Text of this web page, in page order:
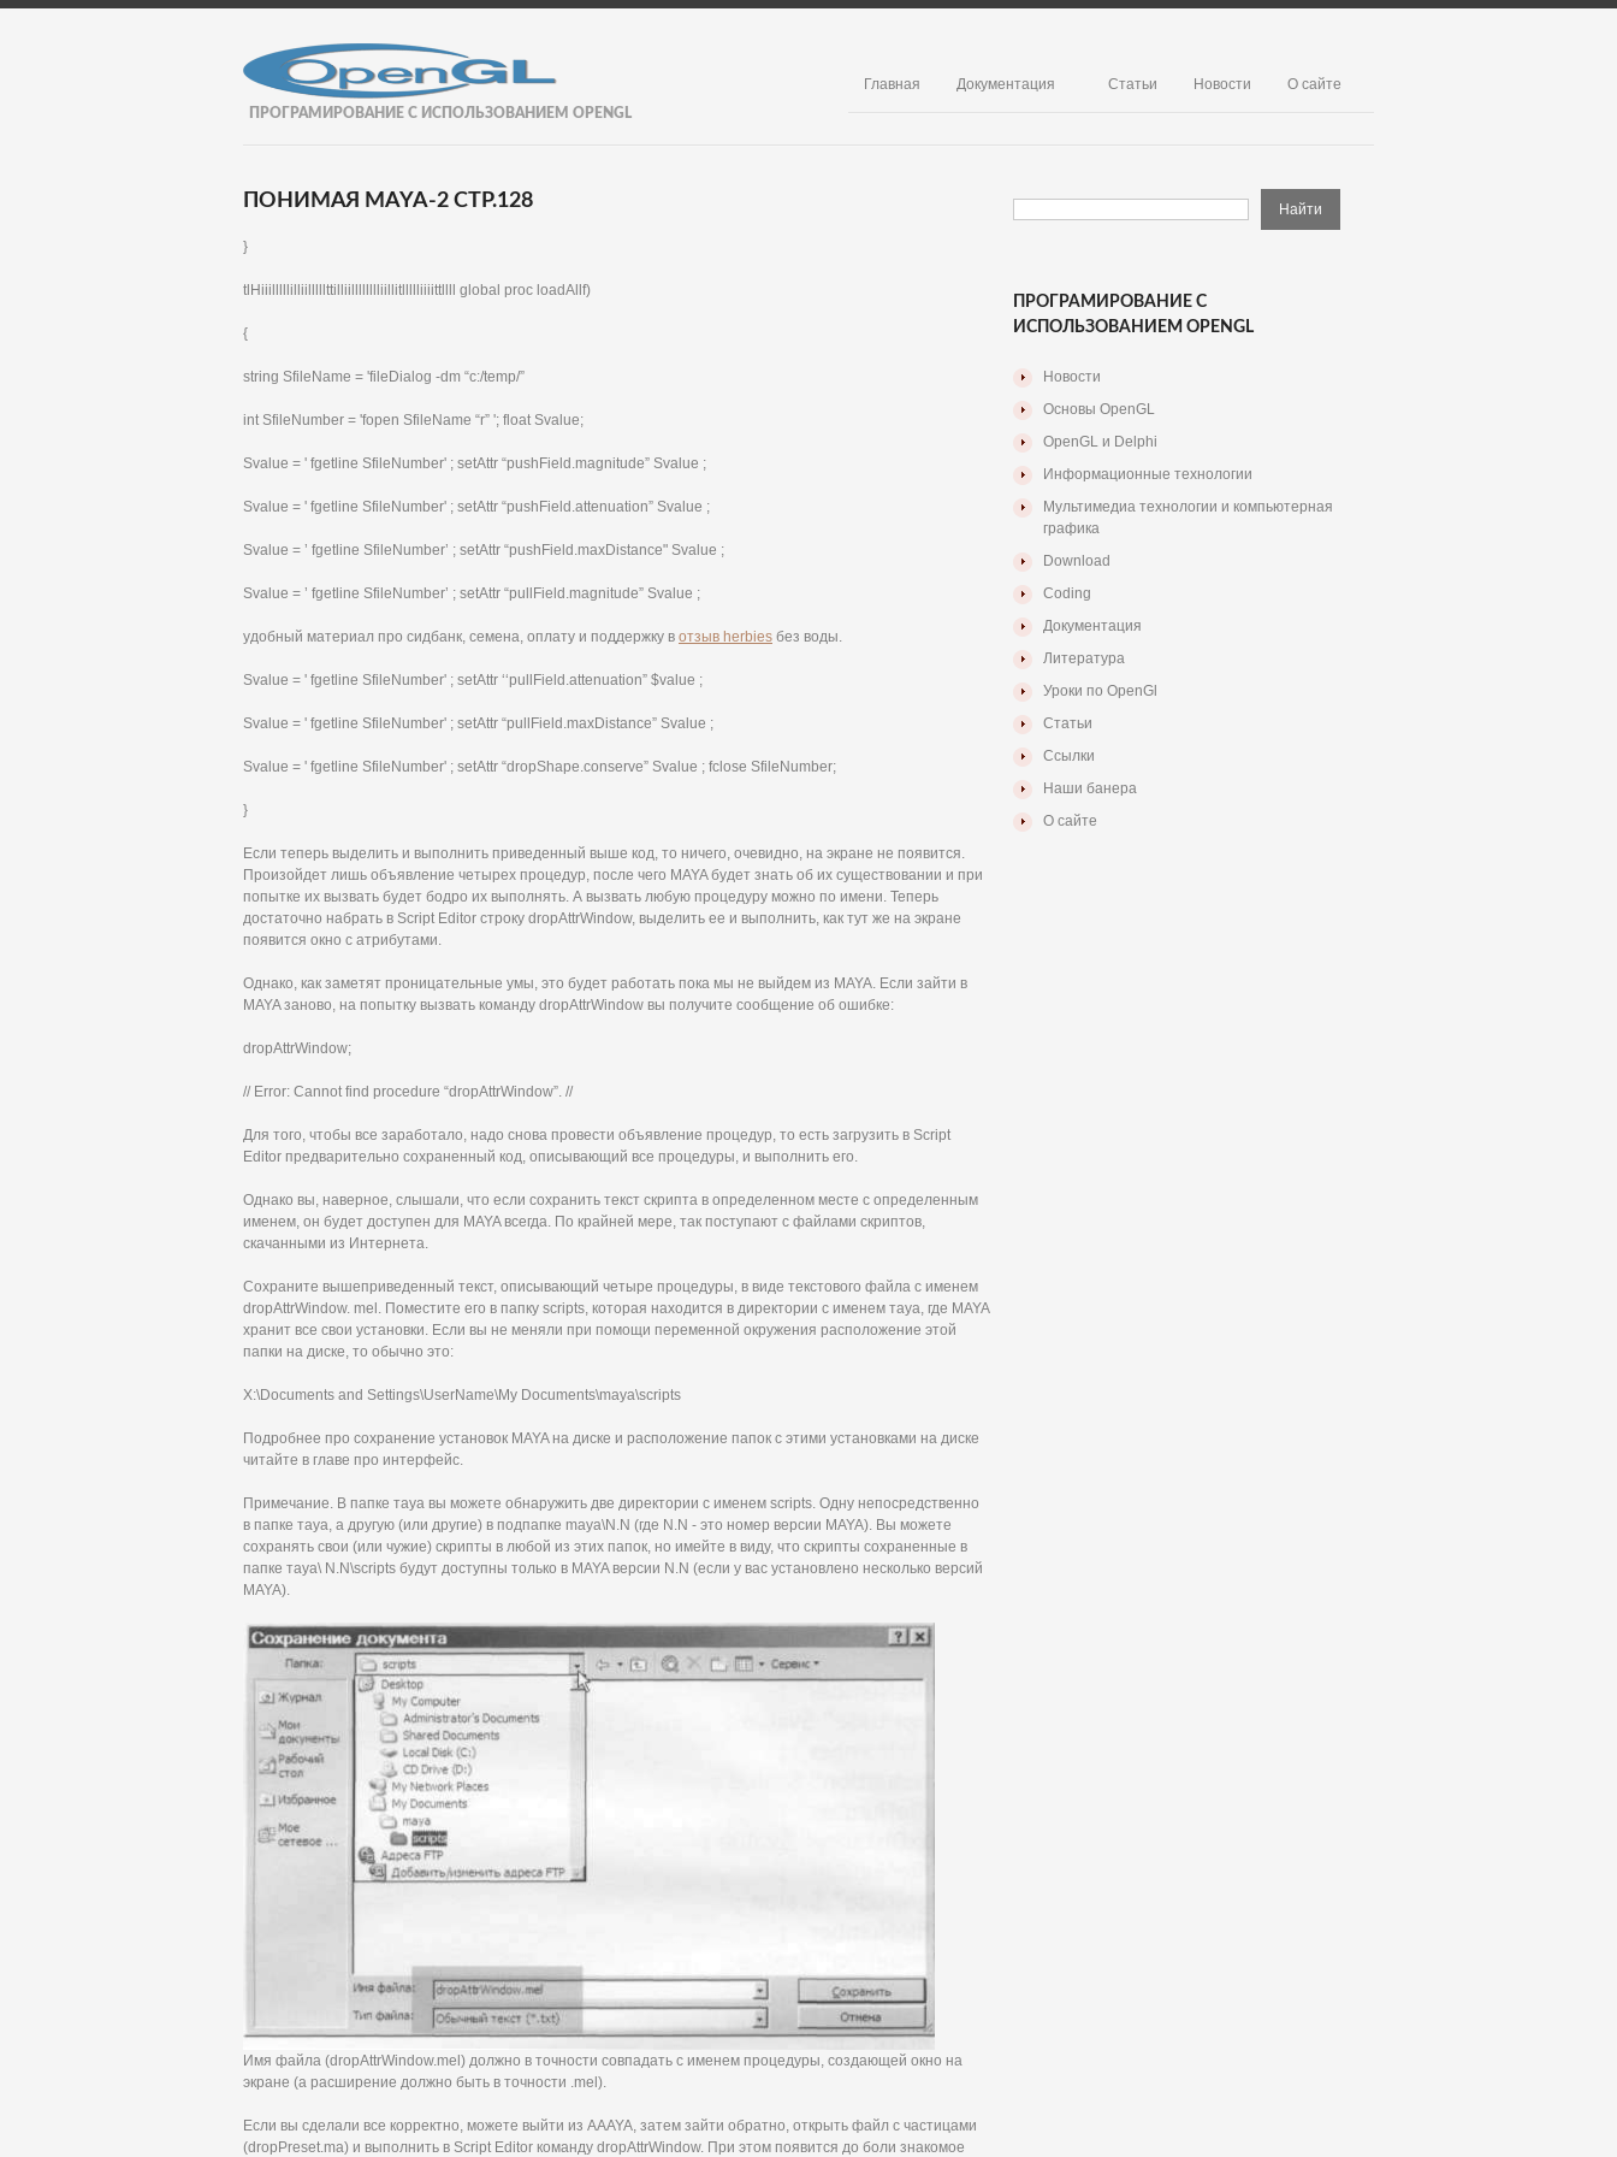
ПРОГРАМИРОВАНИЕ С ИСПОЛЬЗОВАНИЕМ OPENGL
Главная Документация Статьи Новости О сайте
ПОНИМАЯ MAYA-2 СТР.128
}
tlHiiilllllilliilllllttilliilllllllliillitllllliiiittllll global proc loadAllf)
{
string SfileName = 'fileDialog -dm “c:/temp/”
int SfileNumber = 'fopen SfileName “r” '; float Svalue;
Svalue = ' fgetline SfileNumber' ; setAttr “pushField.magnitude” Svalue ;
Svalue = ' fgetline SfileNumber' ; setAttr “pushField.attenuation” Svalue ;
Svalue = ’ fgetline SfileNumber’ ; setAttr “pushField.maxDistance" Svalue ;
Svalue = ’ fgetline SfileNumber’ ; setAttr “pullField.magnitude” Svalue ;
удобный материал про сидбанк, семена, оплату и поддержку в отзыв herbies без воды.
Svalue = ' fgetline SfileNumber' ; setAttr ‘‘pullField.attenuation” $value ;
Svalue = ' fgetline SfileNumber' ; setAttr “pullField.maxDistance” Svalue ;
Svalue = ' fgetline SfileNumber' ; setAttr “dropShape.conserve” Svalue ; fclose SfileNumber;
}
Если теперь выделить и выполнить приведенный выше код, то ничего, очевидно, на экране не появится.
Произойдет лишь объявление четырех процедур, после чего MAYA будет знать об их существовании и при
попытке их вызвать будет бодро их выполнять. А вызвать любую процедуру можно по имени. Теперь
достаточно набрать в Script Editor строку dropAttrWindow, выделить ее и выполнить, как тут же на экране
появится окно с атрибутами.
Однако, как заметят проницательные умы, это будет работать пока мы не выйдем из MAYA. Если зайти в
MAYA заново, на попытку вызвать команду dropAttrWindow вы получите сообщение об ошибке:
dropAttrWindow;
// Error: Cannot find procedure “dropAttrWindow”. //
Для того, чтобы все заработало, надо снова провести объявление процедур, то есть загрузить в Script
Editor предварительно сохраненный код, описывающий все процедуры, и выполнить его.
Однако вы, наверное, слышали, что если сохранить текст скрипта в определенном месте с определенным
именем, он будет доступен для MAYA всегда. По крайней мере, так поступают с файлами скриптов,
скачанными из Интернета.
Сохраните вышеприведенный текст, описывающий четыре процедуры, в виде текстового файла с именем
dropAttrWindow. mel. Поместите его в папку scripts, которая находится в директории с именем тауа, где MAYA
хранит все свои установки. Если вы не меняли при помощи переменной окружения расположение этой
папки на диске, то обычно это:
X:\Documents and Settings\UserName\My Documents\maya\scripts
Подробнее про сохранение установок MAYA на диске и расположение папок с этими установками на диске
читайте в главе про интерфейс.
Примечание. В папке тауа вы можете обнаружить две директории с именем scripts. Одну непосредственно
в папке тауа, а другую (или другие) в подпапке maya\N.N (где N.N - это номер версии MAYA). Вы можете
сохранять свои (или чужие) скрипты в любой из этих папок, но имейте в виду, что скрипты сохраненные в
папке тауа\ N.N\scripts будут доступны только в MAYA версии N.N (если у вас установлено несколько версий
MAYA).
Имя файла (dropAttrWindow.mel) должно в точности совпадать с именем процедуры, создающей окно на
экране (а расширение должно быть в точности .mel).
Если вы сделали все корректно, можете выйти из AAAYA, затем зайти обратно, открыть файл с частицами
(dropPreset.ma) и выполнить в Script Editor команду dropAttrWindow. При этом появится до боли знакомое
ПРОГРАМИРОВАНИЕ С
ИСПОЛЬЗОВАНИЕМ OPENGL
Новости
Основы OpenGL
OpenGL и Delphi
Информационные технологии
Мультимедиа технологии и компьютерная
графика
Download
Coding
Документация
Литература
Уроки по OpenGl
Статьи
Ссылки
Наши банера
О сайте